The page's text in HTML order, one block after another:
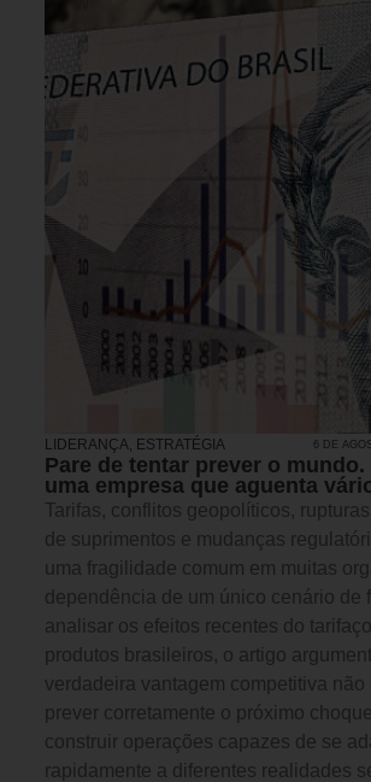
LIDERANÇA ESTRATÉGIA 6 DE
Pare de tentar prever o
uma empresa que aguenta
Tarifas, conflitos geopolíticos,
de suprimentos e mudanças
uma fragilidade comum em muitas
dependência de um único cenário de
analisar os efeitos recentes do
produtos brasileiros, o artigo
verdadeira vantagem competitiva não
prever corretamente o próximo
construir operações capazes de se
rapidamente a diferentes realidades